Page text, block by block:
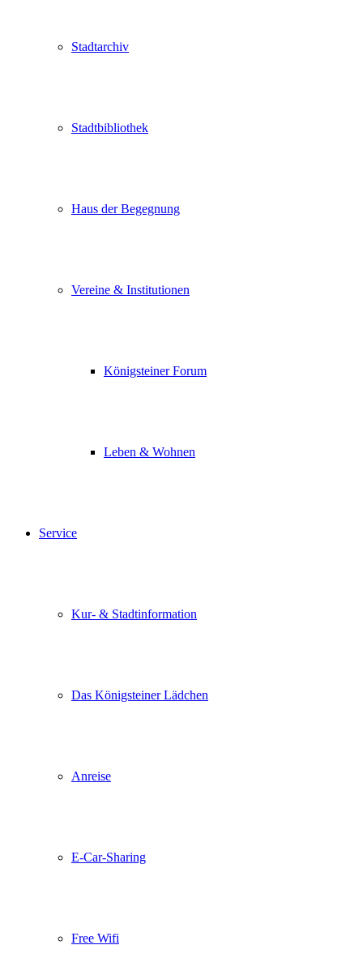
Stadtarchiv
Stadtbibliothek
Haus der Begegnung
Vereine & Institutionen
Königsteiner Forum
Leben & Wohnen
Service
Kur- & Stadtinformation
Das Königsteiner Lädchen
Anreise
E-Car-Sharing
Free Wifi